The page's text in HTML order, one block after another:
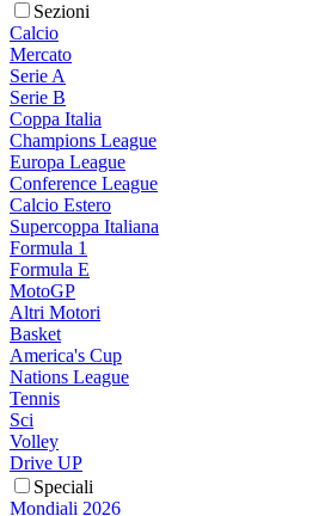
Sezioni
Calcio
Mercato
Serie A
Serie B
Coppa Italia
Champions League
Europa League
Conference League
Calcio Estero
Supercoppa Italiana
Formula 1
Formula E
MotoGP
Altri Motori
Basket
America's Cup
Nations League
Tennis
Sci
Volley
Drive UP
Speciali
Mondiali 2026